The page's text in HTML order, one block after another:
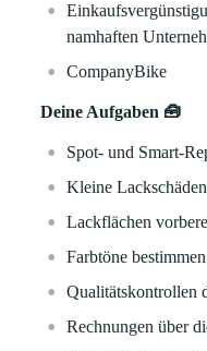
namhaften
CompanyBike
Deine Aufgaben 🧰
Spot- und Smart-
Kleine Lackschäden
Lackflächen
Farbtöne
Qualitätskontrollen
Rechnungen über